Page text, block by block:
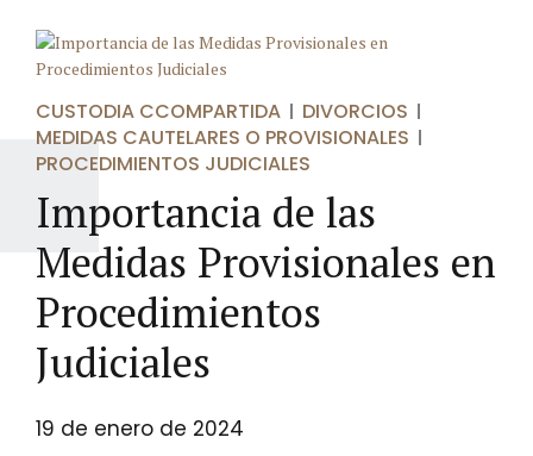
CUSTODIA CCOMPARTIDA
DIVORCIOS
MEDIDAS CAUTELARES O PROVISIONALES
PROCEDIMIENTOS JUDICIALES
Importancia de las
Medidas Provisionales en
Procedimientos
Judiciales
19 de enero de 2024